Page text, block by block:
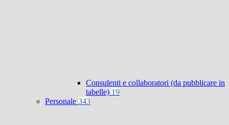
Consulenti e collaboratori (da pubblicare in
tabelle) 19
Personale 343